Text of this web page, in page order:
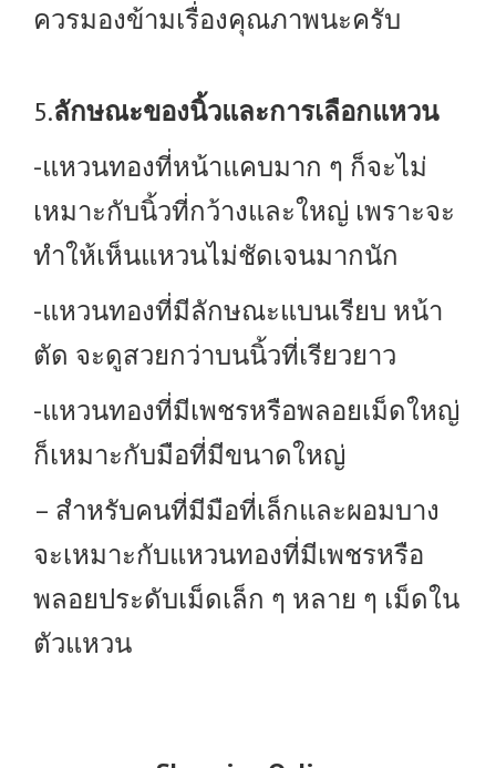
ควรมองข้ามเรื่องคุณภาพนะครับ
5.ลักษณะของนิ้วและการเลือกแหวน
-แหวนทองที่หน้าแคบมาก ๆ ก็จะไม่
เหมาะกับนิ้วที่กว้างและใหญ่ เพราะจะ
ทำให้เห็นแหวนไม่ชัดเจนมากนัก
-แหวนทองที่มีลักษณะแบนเรียบ หน้า
ตัด จะดูสวยกว่าบนนิ้วที่เรียวยาว
-แหวนทองที่มีเพชรหรือพลอยเม็ดใหญ่
ก็เหมาะกับมือที่มีขนาดใหญ่
– สำหรับคนที่มีมือที่เล็กและผอมบาง
จะเหมาะกับแหวนทองที่มีเพชรหรือ
พลอยประดับเม็ดเล็ก ๆ หลาย ๆ เม็ดใน
ตัวแหวน